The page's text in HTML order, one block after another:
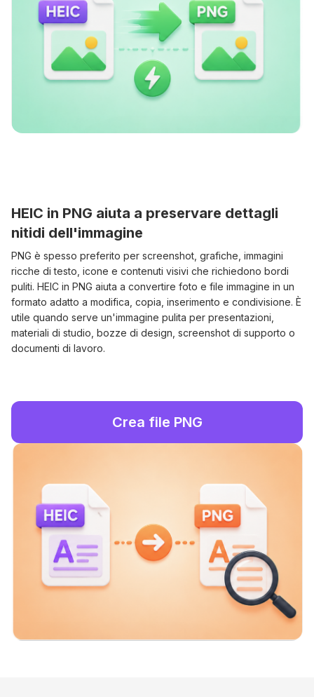
HEIC in PNG aiuta a preservare dettagli
nitidi dell'immagine
PNG è spesso preferito per screenshot, grafiche, immagini
ricche di testo, icone e contenuti visivi che richiedono bordi
puliti. HEIC in PNG aiuta a convertire foto e file immagine in un
formato adatto a modifica, copia, inserimento e condivisione. È
utile quando serve un'immagine pulita per presentazioni,
materiali di studio, bozze di design, screenshot di supporto o
documenti di lavoro.
Crea file PNG